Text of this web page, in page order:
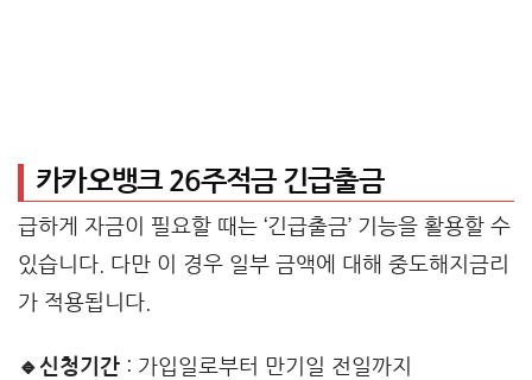
카카오뱅크 26주적금 긴급출금
급하게 자금이 필요할 때는 ‘긴급출금’ 기능을 활용할 수
있습니다. 다만 이 경우 일부 금액에 대해 중도해지금리
가 적용됩니다.
🔹신청기간 : 가입일로부터 만기일 전일까지